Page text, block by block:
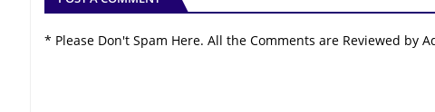
* Please Don't Spam Here. All the Comments are Reviewed by